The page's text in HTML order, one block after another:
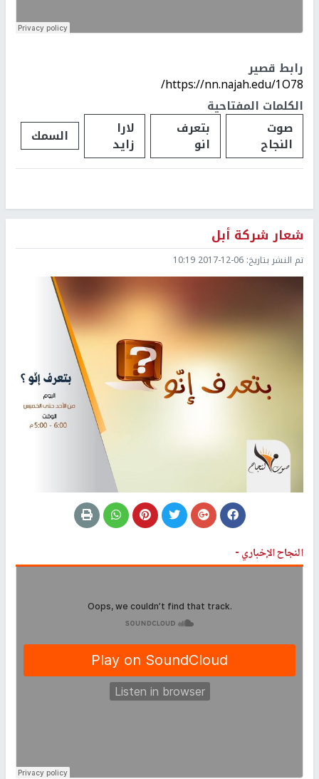
رابط قصير
https://nn.najah.edu/1O78/
الكلمات المفتاحية
صوت
النجاح
بتعرف
انو
لارا
زايد السمك
شعار شركة أبل
تم النشر بتاريخ: 2017-12-06 10:19
النجاح الإخباري -